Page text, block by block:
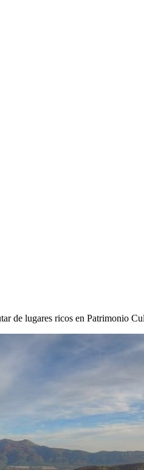
de lugares ricos en Patrimonio